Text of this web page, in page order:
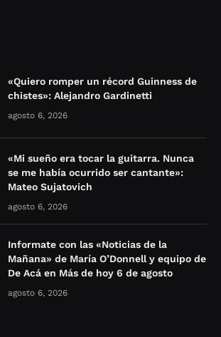
«Quiero romper un récord Guinness de
chistes»: Alejandro Gardinetti
agosto 6, 2026
«Mi sueño era tocar la guitarra. Nunca
se me había ocurrido ser cantante»:
Mateo Sujatovich
agosto 6, 2026
Informate con las «Noticias de la
Mañana» de María O’Donnell y equipo de
De Acá en Más de hoy 6 de agosto
agosto 6, 2026